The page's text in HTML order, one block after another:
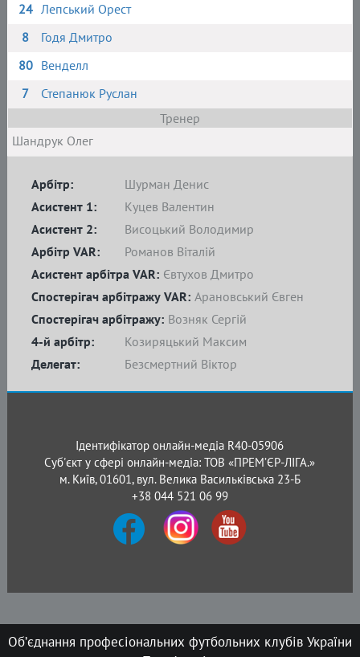
24 Лепський Орест
8
Годя Дмитро
80 Венделл
7
Степанюк Руслан
Тренер
Шандрук Олег
Арбітр:
Шурман Денис
Асистент 1:
Куцев Валентин
Асистент 2:
Висоцький Володимир
4-й арбітр:
Козиряцький Максим
Делегат:
Безсмертний Віктор
Спостерігач арбітражу: Возняк Сергій
Арбітр VAR:
Романов Віталій
Асистент арбітра VAR: Євтухов Дмитро
Спостерігач арбітражу VAR: Арановський Євген
Ідентифікатор онлайн-медіа R40-05906
Суб'єкт у сфері онлайн-медіа: ТОВ «ПРЕМ’ЄР-ЛІГА.»
м. Київ, 01601, вул. Велика Васильківська 23-Б
+38 044 521 06 99
Об’єднання професіональних футбольних клубів України